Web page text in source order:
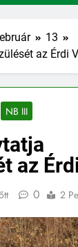
13
az Érdi
NB III
az
0 2